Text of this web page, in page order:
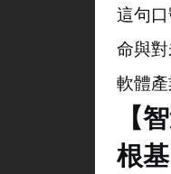
這句
命與
軟體產
【
根基